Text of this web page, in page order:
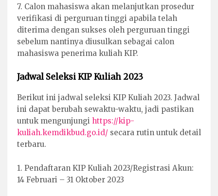
7. Calon mahasiswa akan melanjutkan prosedur
verifikasi di perguruan tinggi apabila telah
diterima dengan sukses oleh perguruan tinggi
sebelum nantinya diusulkan sebagai calon
mahasiswa penerima kuliah KIP.
Jadwal Seleksi KIP Kuliah 2023
Berikut ini jadwal seleksi KIP Kuliah 2023. Jadwal
ini dapat berubah sewaktu-waktu, jadi pastikan
untuk mengunjungi https://kip-
kuliah.kemdikbud.go.id/ secara rutin untuk detail
terbaru.
1. Pendaftaran KIP Kuliah 2023/Registrasi Akun:
14 Februari – 31 Oktober 2023